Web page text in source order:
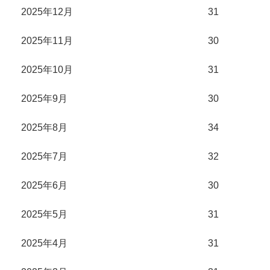
2025年12月 31
2025年11月 30
2025年10月 31
2025年9月 30
2025年8月 34
2025年7月 32
2025年6月 30
2025年5月 31
2025年4月 31